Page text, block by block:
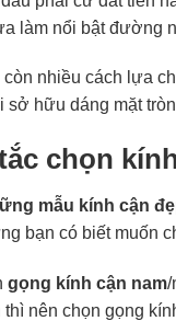
làm nổi bật đường
nhiều cách lựa
sở hữu dáng mặt
chọn
mẫu kính cận
bạn có biết muốn
gọng kính cận nam/
thì nên chọn gọng